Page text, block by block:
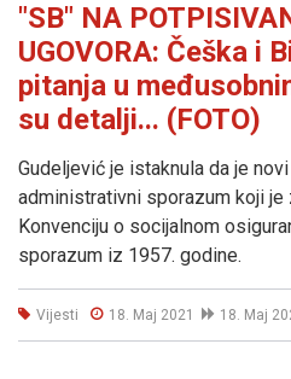
"SB" NA
UGOVORA: Češka i
pitanja u
su detalji... (FOTO)
Gudeljević je istaknula da je
administrativni sporazum koji je
Konvenciju o socijalnom
sporazum iz 1957. godine.
Vijesti 18. Maj 2021 18. Maj